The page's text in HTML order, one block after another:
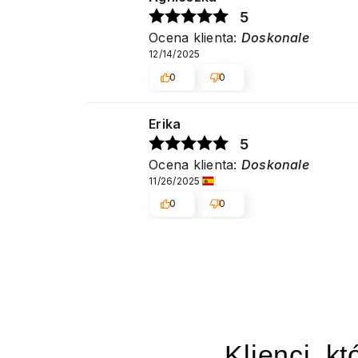
5
Ocena klienta: Doskonale
12/14/2025
0
0
Erika
5
Ocena klienta: Doskonale
11/26/2025
0
0